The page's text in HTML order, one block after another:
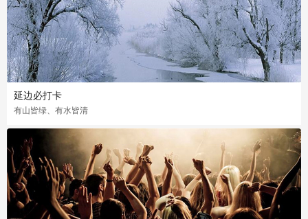
延边必打卡
有山皆绿、有水皆清